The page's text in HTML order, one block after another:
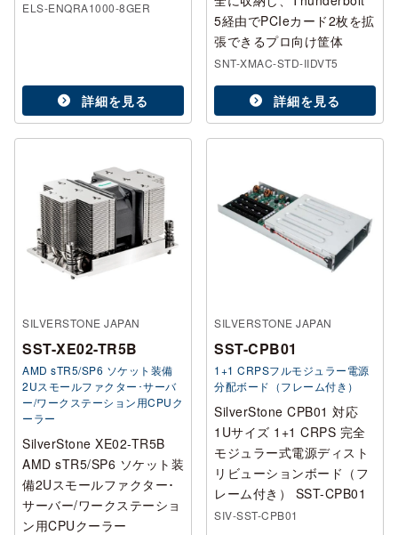
ELS-ENQRA1000-8GER
詳細を見る
5経由でPCIeカード2枚を拡
張できるプロ向け筐体
SNT-XMAC-STD-IIDVT5
詳細を見る
SILVERSTONE JAPAN
SST-XE02-TR5B
AMD sTR5/SP6 ソケット装備
2Uスモールファクター･サーバ
ー/ワークステーション用CPUク
ーラー
SilverStone XE02-TR5B
AMD sTR5/SP6 ソケット装
備2Uスモールファクター･
サーバー/ワークステーショ
ン用CPUクーラー
SILVERSTONE JAPAN
SST-CPB01
1+1 CRPSフルモジュラー電源
分配ボード（フレーム付き）
SilverStone CPB01 対応
1Uサイズ 1+1 CRPS 完全
モジュラー式電源ディスト
リビューションボード（フ
レーム付き） SST-CPB01
SIV-SST-CPB01